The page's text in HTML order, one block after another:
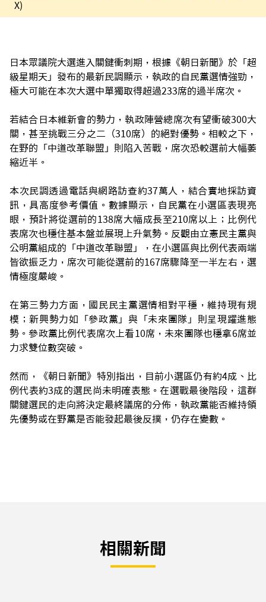
X)
日本眾議院大選進入關鍵衝刺期，根據《朝日新聞》於「超
級星期天」發布的最新民調顯示，執政的自民黨選情強勁，
極大可能在本次大選中單獨取得超過233席的過半席次。
若結合日本維新會的勢力，執政陣營總席次有望衝破300大
關，甚至挑戰三分之二（310席）的絕對優勢。相較之下，
在野的「中道改革聯盟」則陷入苦戰，席次恐較選前大幅萎
縮近半。
本次民調透過電話與網路訪查約37萬人，結合實地採訪資
訊，具高度參考價值。數據顯示，自民黨在小選區表現亮
眼，預計將從選前的138席大幅成長至210席以上；比例代
表席次也穩住基本盤並展現上升氣勢。反觀由立憲民主黨與
公明黨組成的「中道改革聯盟」，在小選區與比例代表兩端
皆欲振乏力，席次可能從選前的167席驟降至一半左右，選
情極度嚴峻。
在第三勢力方面，國民民主黨選情相對平穩，維持現有規
模；新興勢力如「參政黨」與「未來團隊」則呈現躍進態
勢。參政黨比例代表席次上看10席，未來團隊也穩拿6席並
力求雙位數突破。
然而，《朝日新聞》特別指出，目前小選區仍有約4成、比
例代表約3成的選民尚未明確表態。在選戰最後階段，這群
關鍵選民的走向將決定最終議席的分佈，執政黨能否維持領
先優勢或在野黨是否能發起最後反撲，仍存在變數。
相關新聞